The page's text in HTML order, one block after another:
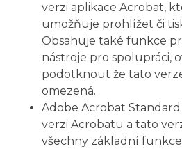
verzi aplikace Acrobat,
umožňuje prohlížet či
Obsahuje také funkce
nástroje pro spolupráci,
podotknout že tato
omezená.
Adobe Acrobat
verzi Acrobatu a tato
všechny základní